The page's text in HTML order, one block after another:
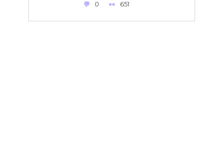
0 651